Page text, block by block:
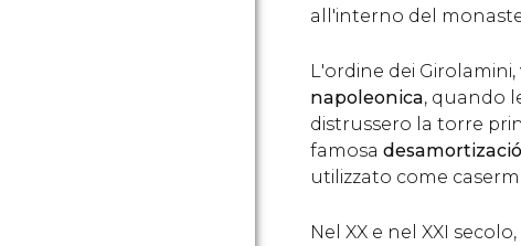
all'interno del
L'ordine dei
napoleonica, quando
distrussero la torre
famosa
utilizzato come
Nel XX e nel XXI